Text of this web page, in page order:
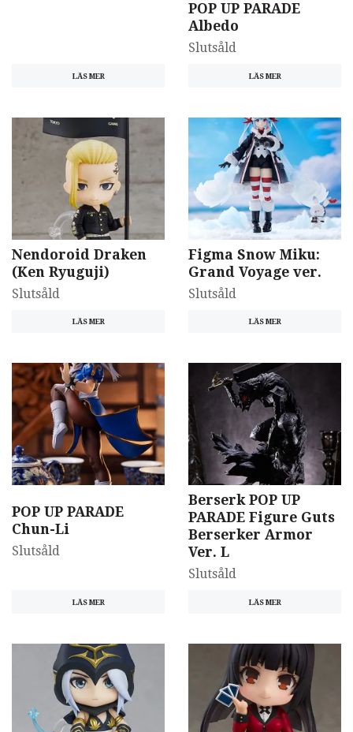
LÄS MER
POP UP PARADE
Albedo
Slutsåld
LÄS MER
Nendoroid Draken
(Ken Ryuguji)
Slutsåld
LÄS MER
Figma Snow Miku:
Grand Voyage ver.
Slutsåld
LÄS MER
POP UP PARADE
Chun-Li
Slutsåld
LÄS MER
Berserk POP UP
PARADE Figure Guts
Berserker Armor
Ver. L
Slutsåld
LÄS MER